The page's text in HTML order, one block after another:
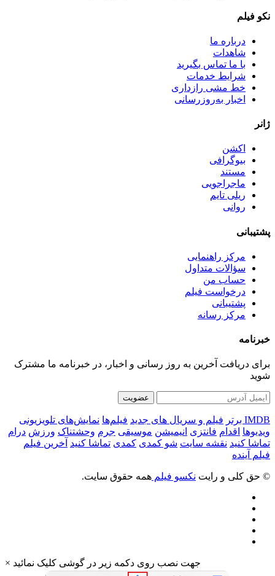
نکو فیلم
درباره ما
شاهدات
با ما تماس بگیرید
شرایط خدمات
خط مشی رازداری
اخبار به‌روزرسانی
ژانر
اکشن
بیوگرافی
مستند
ماجراجویی
ریلی تایم
روانی
پشتیبانی
مرکز راهنمایی
سؤالات متداول
حساب من
درخواست فیلم
پشتیبانی
مرکز رسانه
خبرنامه
برای دریافت آخرین به روز رسانی و اخبار، در خبرنامه ما مشترک
شوید
عضویت
IMDB برتر فیلم و سریال های جدید فیلم‌ها نمایش‌های تلویزیونی
ویدیوها اقدام فانتزی انیمیشن موسیقی جرم وحشتناک ورزش درام
تماشا کنید نقشه سایت شو کمدی کمدی تماشا کنید آخرین فیلم
فیلم آینده
© حق کلی و رایت نکسو فیلم همه حقوق سایت.
× جهت نصب روی دکمه زیر در گوشی کلیک نمائید